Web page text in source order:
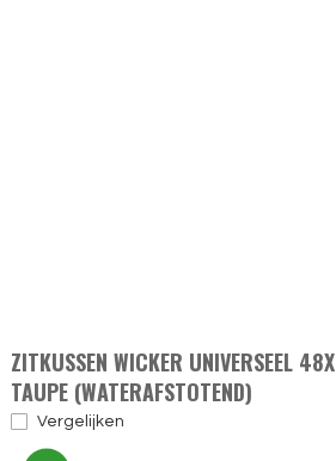
ZITKUSSEN WICKER UNIVERSEEL
TAUPE (WATERAFSTOTEND)
Vergelijken